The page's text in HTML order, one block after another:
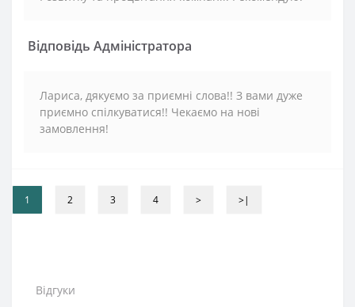
Відповідь Адміністратора
Лариса, дякуємо за приємні слова!! З вами дуже
приємно спілкуватися!! Чекаємо на нові
замовлення!
1 2 3 4 > >|
Відгуки